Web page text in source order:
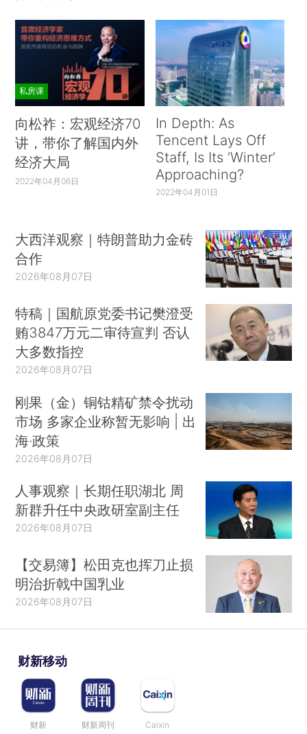
私房课
向松祚：宏观经济70
讲，带你了解国内外
经济大局
2022年04月06日
In Depth: As
Tencent Lays Off
Staff, Is Its ‘Winter’
Approaching?
2022年04月01日
大西洋观察｜特朗普助力金砖
合作
2026年08月07日
特稿｜国航原党委书记樊澄受
贿3847万元二审待宣判 否认
大多数指控
2026年08月07日
刚果（金）铜钴精矿禁令扰动
市场 多家企业称暂无影响 | 出
海·政策
2026年08月07日
人事观察｜长期任职湖北 周
新群升任中央政研室副主任
2026年08月07日
【交易簿】松田克也挥刀止损
明治折戟中国乳业
2026年08月07日
财新移动
财新 财新周刊 Caixin